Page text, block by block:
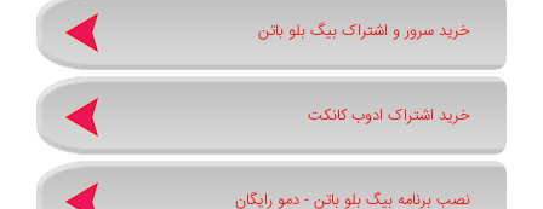
خرید سرور و اشتراک بیگ بلو باتن
خرید اشتراک ادوب کانکت
نصب برنامه بیگ بلو باتن - دمو رایگان